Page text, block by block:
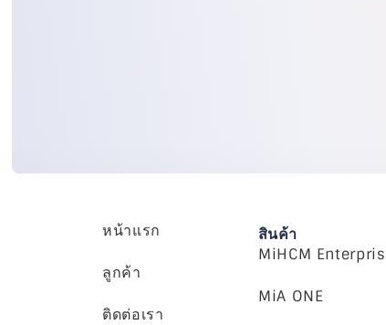
หน้าแรก
ลูกค้า
ติดต่อเรา
สินค้า
MiHCM
MiA ONE